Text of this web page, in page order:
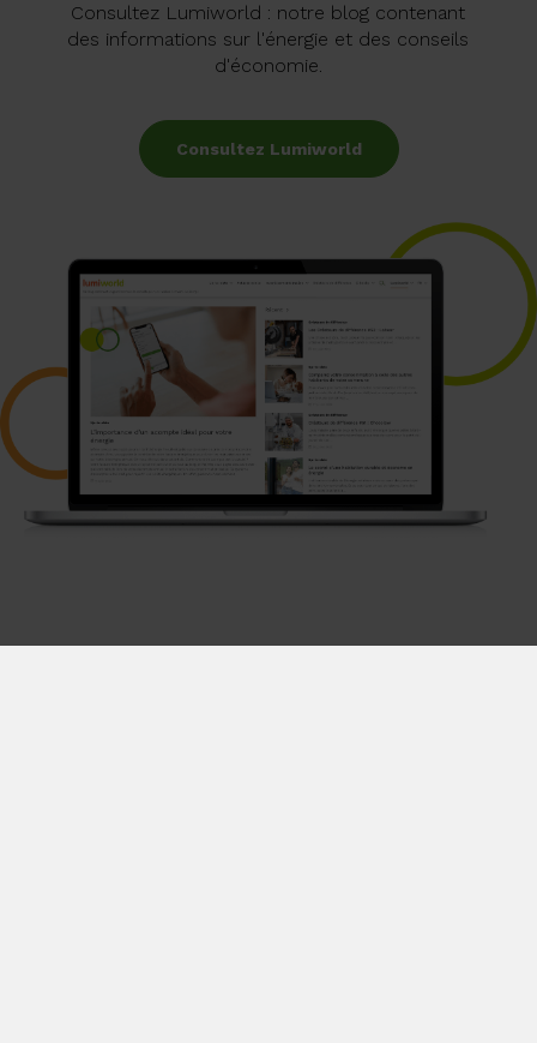
Consultez Lumiworld : notre blog contenant
des informations sur l'énergie et des conseils
d'économie.
Consultez Lumiworld